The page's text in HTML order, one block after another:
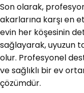
Son olarak,
akarlarına karşı en
evin her köşesinin
sağlayarak, uyuzun
olur. Profesyonel
ve sağlıklı bir ev
çözümdür.